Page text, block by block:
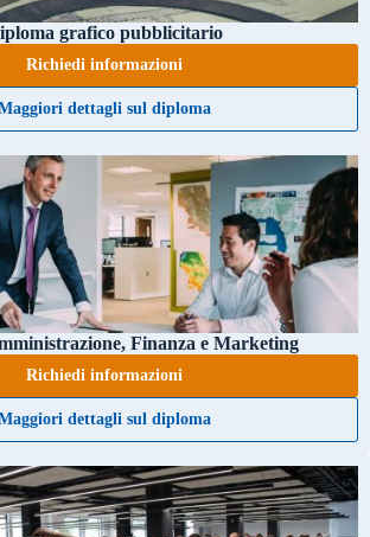
grafico pubblicitario
Richiedi informazioni
dettagli sul diploma
Finanza e Marketing
Richiedi informazioni
dettagli sul diploma